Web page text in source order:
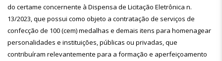
do certame concernente à Dispensa de Licitação Eletrônica n.
13/2023, que possui como objeto a contratação de serviços de
confecção de 100 (cem) medalhas e demais itens para homenagear
personalidades e instituições, públicas ou privadas, que
contribuíram relevantemente para a formação e aperfeiçoamento